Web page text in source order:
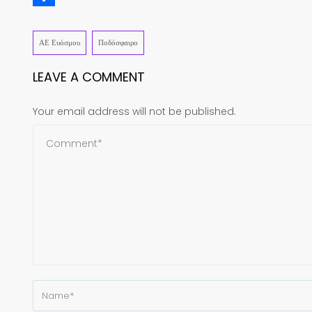
ΑΕ Ευόσμου Ποδόσφαιρο
LEAVE A COMMENT
Your email address will not be published.